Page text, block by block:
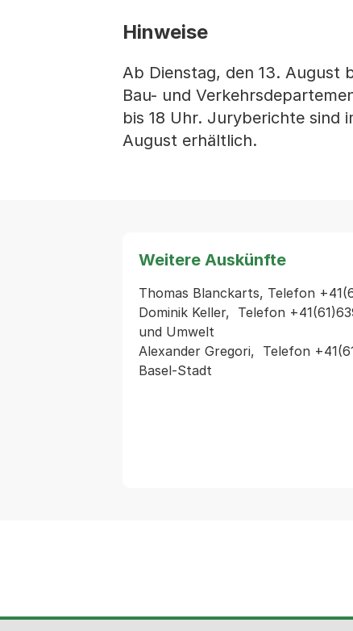
Hinweise
Ab Dienstag, den 13. August
Bau- und
bis 18 Uhr. Juryberichte sind
August erhältlich.
Weitere Auskünfte
Thomas Blanckarts, Telefon
Dominik Keller,  Telefon
und Umwelt
Alexander Gregori,  Telefon
Basel-Stadt